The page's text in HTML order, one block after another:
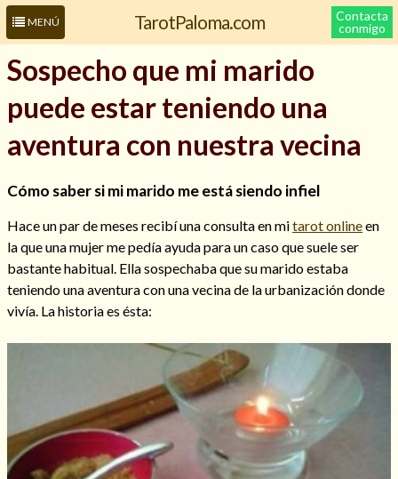
MENÚ TarotPaloma.com
Contacta
conmigo
Leer más sobre mí
Sospecho que mi marido
puede estar teniendo una
aventura con nuestra vecina
Cómo saber si mi marido me está siendo infiel
Hace un par de meses recibí una consulta en mitarot onlineen
la que una mujer me pedía ayuda para un caso que suele ser
bastante habitual. Ella sospechaba que su marido estaba
teniendo una aventura con una vecina de la urbanización donde
vivía. La historia es ésta: